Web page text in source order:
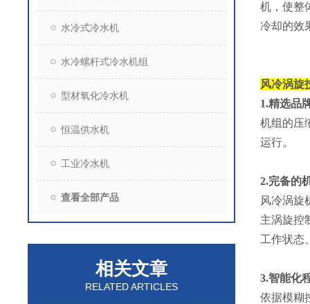
水冷式冷水机
水冷螺杆式冷水机组
型材氧化冷水机
恒温供水机
工业冷水机
查看全部产品
相关文章
RELATED ARTICLES
机，使整
冷却的效
风冷涡旋
1.精选品
机组的压
运行。
2.完备的
风冷涡旋
主涡旋控
工作状态
3.智能
依据模糊